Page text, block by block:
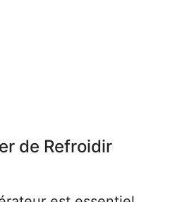
de Refroidir